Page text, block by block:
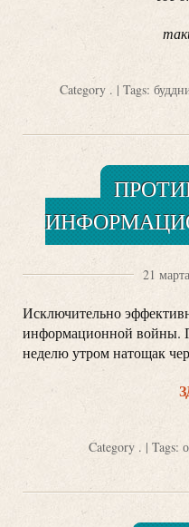
Category . | Tags:
21
Исключительно
информационной войны.
неделю утром натощак
Category . | Tags: